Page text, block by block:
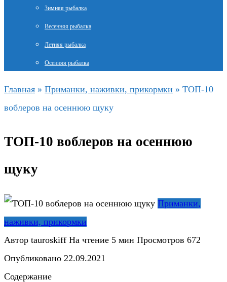
Зимняя рыбалка
Весенняя рыбалка
Летняя рыбалка
Осенняя рыбалка
Главная » Приманки, наживки, прикормки » ТОП-10
воблеров на осеннюю щуку
ТОП-10 воблеров на осеннюю
щуку
Приманки,
наживки, прикормки
Автор tauroskiff На чтение 5 мин Просмотров 672
Опубликовано 22.09.2021
Содержание